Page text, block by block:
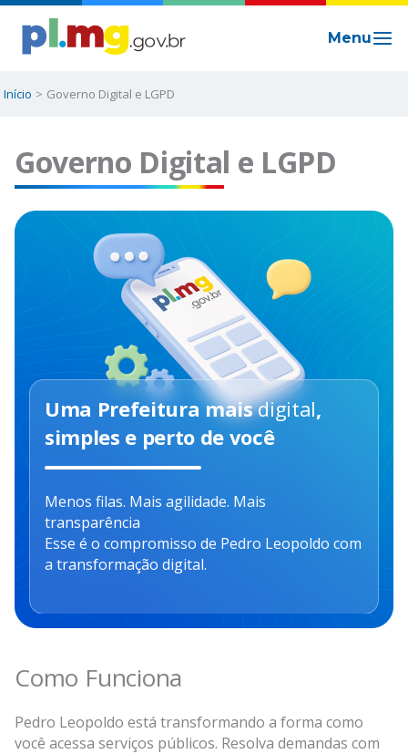
Início Governo Digital e LGPD
Governo Digital e LGPD
Uma Prefeitura maisdigital,
simples e perto de você
Menos filas. Mais agilidade. Mais
transparência
Esse é o compromisso de Pedro Leopoldo com
a transformação digital.
Como Funciona
Pedro Leopoldo está transformando a forma como
você acessa serviços públicos. Resolva demandas com